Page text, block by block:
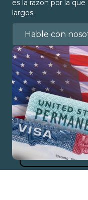
es la razón por la
largos.
Hable con